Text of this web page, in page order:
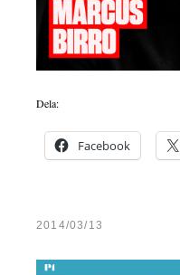
Dela:
Facebook
2014/03/13